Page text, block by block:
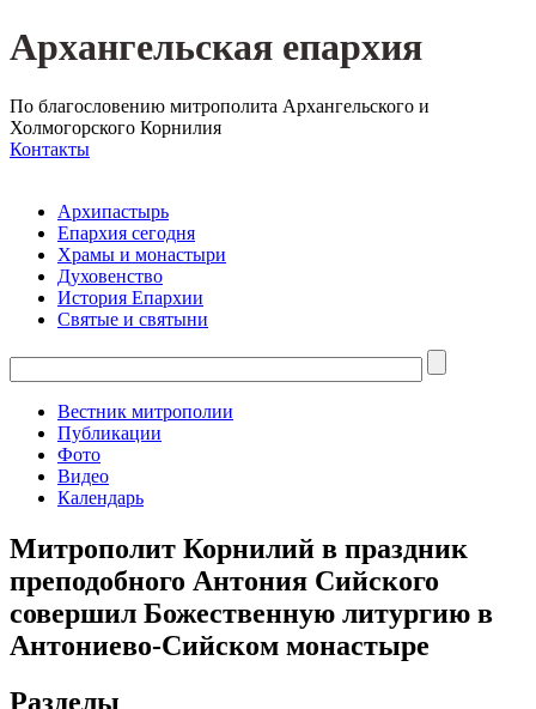
Архангельская епархия
По благословению митрополита Архангельского и
Холмогорского Корнилия
Контакты
Архипастырь
Епархия сегодня
Храмы и монастыри
Духовенство
История Епархии
Святые и святыни
Вестник митрополии
Публикации
Фото
Видео
Календарь
Митрополит Корнилий в праздник
преподобного Антония Сийского
совершил Божественную литургию в
Антониево-Сийском монастыре
Разделы